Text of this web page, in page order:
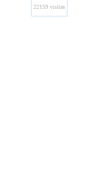
22159 visitas